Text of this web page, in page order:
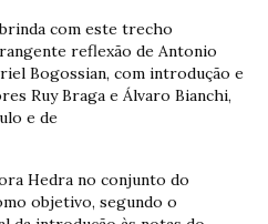
com este trecho
reflexão de Antonio
Bogossian, com introdução e
Ruy Braga e Álvaro Bianchi,
e de
Hedra no conjunto do
objetivo, segundo o